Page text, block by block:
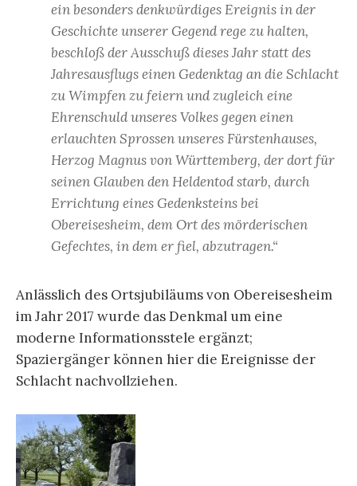
ein besonders denkwürdiges Ereignis in der
Geschichte unserer Gegend rege zu halten,
beschloß der Ausschuß dieses Jahr statt des
Jahresausflugs einen Gedenktag an die Schlacht
zu Wimpfen zu feiern und zugleich eine
Ehrenschuld unseres Volkes gegen einen
erlauchten Sprossen unseres Fürstenhauses,
Herzog Magnus von Württemberg, der dort für
seinen Glauben den Heldentod starb, durch
Errichtung eines Gedenksteins bei
Obereisesheim, dem Ort des mörderischen
Gefechtes, in dem er fiel, abzutragen.“
Anlässlich des Ortsjubiläums von Obereisesheim
im Jahr 2017 wurde das Denkmal um eine
moderne Informationsstele ergänzt;
Spaziergänger können hier die Ereignisse der
Schlacht nachvollziehen.